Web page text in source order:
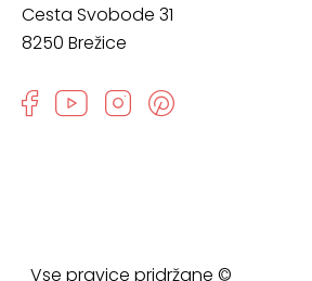
Cesta Svobode 31
8250 Brežice
Vse pravice pridržane ©